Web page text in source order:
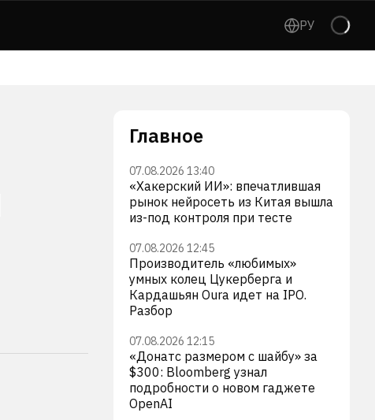
РУ
Главное
07.08.2026 13:40
«Хакерский ИИ»: впечатлившая
рынок нейросеть из Китая вышла
из-под контроля при тесте
07.08.2026 12:45
Производитель «любимых»
умных колец Цукерберга и
Кардашьян Oura идет на IPO.
Разбор
07.08.2026 12:15
«Донатс размером с шайбу» за
$300: Bloomberg узнал
подробности о новом гаджете
OpenAI